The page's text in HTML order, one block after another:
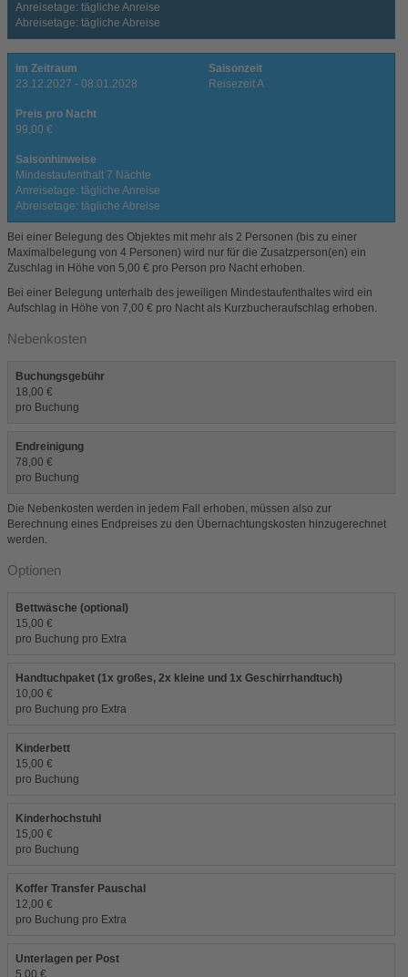
Anreisetage: tägliche Anreise
Abreisetage: tägliche Abreise
im Zeitraum
23.12.2027 - 08.01.2028
Saisonzeit
Reisezeit A
Preis pro Nacht
99,00 €
Saisonhinweise
Mindestaufenthalt 7 Nächte
Anreisetage: tägliche Anreise
Abreisetage: tägliche Abreise
Bei einer Belegung des Objektes mit mehr als 2 Personen (bis zu einer
Maximalbelegung von 4 Personen) wird nur für die Zusatzperson(en) ein
Zuschlag in Höhe von 5,00 € pro Person pro Nacht erhoben.
Bei einer Belegung unterhalb des jeweiligen Mindestaufenthaltes wird ein
Aufschlag in Höhe von 7,00 € pro Nacht als Kurzbucheraufschlag erhoben.
Nebenkosten
Buchungsgebühr
18,00 €
pro Buchung
Endreinigung
78,00 €
pro Buchung
Die Nebenkosten werden in jedem Fall erhoben, müssen also zur
Berechnung eines Endpreises zu den Übernachtungskosten hinzugerechnet
werden.
Optionen
Bettwäsche (optional)
15,00 €
pro Buchung pro Extra
Handtuchpaket (1x großes, 2x kleine und 1x Geschirrhandtuch)
10,00 €
pro Buchung pro Extra
Kinderbett
15,00 €
pro Buchung
Kinderhochstuhl
15,00 €
pro Buchung
Koffer Transfer Pauschal
12,00 €
pro Buchung pro Extra
Unterlagen per Post
5,00 €